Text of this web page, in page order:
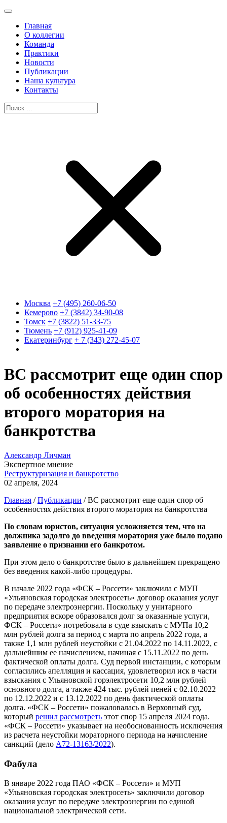
Главная
О коллегии
Команда
Практики
Новости
Публикации
Наша культура
Контакты
Москва +7 (495) 260-06-50
Кемерово +7 (3842) 34-90-08
Томск +7 (3822) 51-33-75
Тюмень +7 (912) 925-41-09
Екатеринбург + 7 (343) 272-45-07
ВС рассмотрит еще один спор
об особенностях действия
второго моратория на
банкротства
Александр Личман
Экспертное мнение
Реструктуризация и банкротство
02 апреля, 2024
Главная /Публикации /ВС рассмотрит еще один спор об
особенностях действия второго моратория на банкротства
По словам юристов, ситуация усложняется тем, что на
должника задолго до введения моратория уже было подано
заявление о признании его банкротом.
При этом дело о банкротстве было в дальнейшем прекращено
без введения какой-либо процедуры.
В начале 2022 года «ФСК – Россети» заключила с МУП
«Ульяновская городская электросеть» договор оказания услуг
по передаче электроэнергии. Поскольку у унитарного
предприятия вскоре образовался долг за оказанные услуги,
ФСК – Россети» потребовала в суде взыскать с МУПа 10,2
млн рублей долга за период с марта по апрель 2022 года, а
также 1,1 млн рублей неустойки с 21.04.2022 по 14.11.2022, с
дальнейшим ее начислением, начиная с 15.11.2022 по день
фактической оплаты долга. Суд первой инстанции, с которым
согласились апелляция и кассация, удовлетворил иск в части
взыскания с Ульяновской горэлектросети 10,2 млн рублей
основного долга, а также 424 тыс. рублей пеней с 02.10.2022
по 12.12.2022 и с 13.12.2022 по день фактической оплаты
долга. «ФСК – Россети» пожаловалась в Верховный суд,
который решил рассмотреть этот спор 15 апреля 2024 года.
«ФСК – Россети» указывает на необоснованность исключения
из расчета неустойки мораторного периода на начисление
санкций (дело А72-13163/2022).
Фабула
В январе 2022 года ПАО «ФСК – Россети» и МУП
«Ульяновская городская электросеть» заключили договор
оказания услуг по передаче электроэнергии по единой
национальной электрической сети.